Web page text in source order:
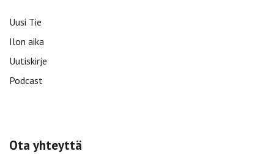
Uusi Tie
Ilon aika
Uutiskirje
Podcast
Ota yhteyttä